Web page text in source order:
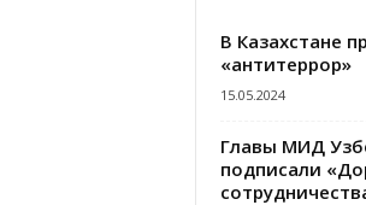
В Казахстане
«антитеррор»
15.05.2024
Главы МИД
подписали